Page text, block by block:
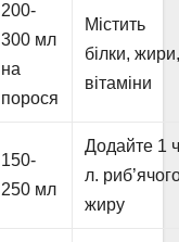
200-
300 мл
на
порося
Містить
білки,
вітаміни
150-
250 мл
Додайте 1
л.
жиру